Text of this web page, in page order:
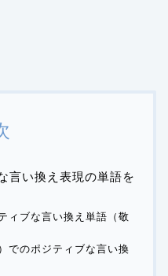
言い換え表現の単語を
ィブな言い換え単語（敬
でのポジティブな言い換